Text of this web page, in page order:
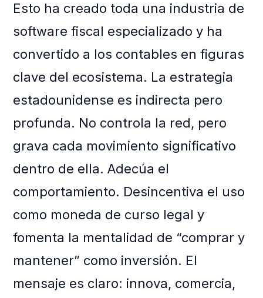
Esto ha creado toda una industria de
software fiscal especializado y ha
convertido a los contables en figuras
clave del ecosistema. La estrategia
estadounidense es indirecta pero
profunda. No controla la red, pero
grava cada movimiento significativo
dentro de ella. Adecúa el
comportamiento. Desincentiva el uso
como moneda de curso legal y
fomenta la mentalidad de “comprar y
mantener” como inversión. El
mensaje es claro: innova, comercia,